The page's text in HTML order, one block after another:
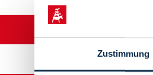
Zustimmung